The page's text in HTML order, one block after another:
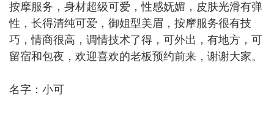
按摩服务，身材超级可爱，性感妩媚，皮肤光滑有弹
性，长得清纯可爱，御姐型美眉，按摩服务很有技
巧，情商很高，调情技术了得，可外出，有地方，可
留宿和包夜，欢迎喜欢的老板预约前来，谢谢大家。
名字：小可